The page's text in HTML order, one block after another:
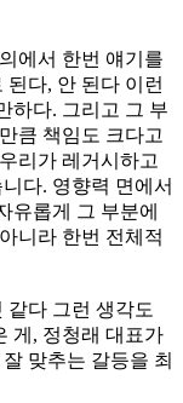
에서 한번 얘기를
다, 안 된다 이런
하다. 그리고 그 부
큼 책임도 크다고
리가 레거시하고
다. 영향력 면에서
유롭게 그 부분에
니라 한번 전체적
다 그런 생각도
게, 정청래 대표가
맞추는 갈등을 최